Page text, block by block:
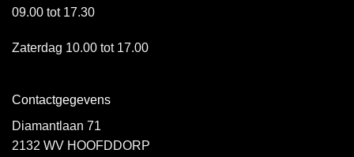
09.00 tot 17.30
Zaterdag 10.00 tot 17.00
Contactgegevens
Diamantlaan 71
2132 WV HOOFDDORP